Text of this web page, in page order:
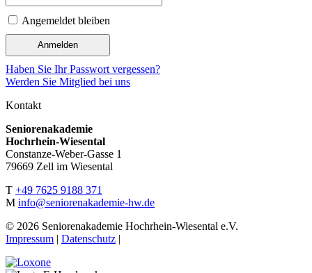
Angemeldet bleiben
Haben Sie Ihr Passwort vergessen?
Werden Sie Mitglied bei uns
Kontakt
Seniorenakademie
Hochrhein-Wiesental
Constanze-Weber-Gasse 1
79669 Zell im Wiesental
T +49 7625 9188 371
M info@seniorenakademie-hw.de
© 2026 Seniorenakademie Hochrhein-Wiesental e.V.
Impressum | Datenschutz |